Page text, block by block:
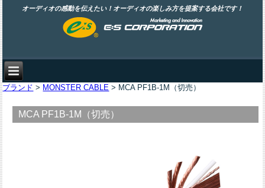
オーディオの感動を伝えたい！オーディオの楽しみ方を提案する会社です！
ブランド > MONSTER CABLE > MCA PF1B-1M（切売）
MCA PF1B-1M（切売）